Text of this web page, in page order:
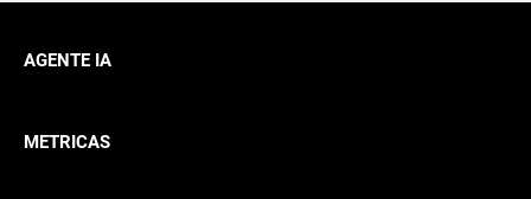
AGENTE IA
METRICAS